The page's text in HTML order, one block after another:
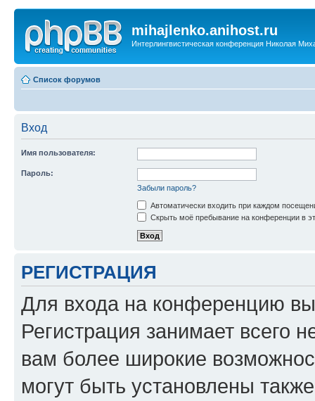
mihajlenko.anihost.ru
Интерлингвистическая конференция Николая
Список форумов
Вход
Имя пользователя:
Пароль:
Забыли пароль?
Автоматически входить при каждом
Скрыть моё пребывание на конференции в
РЕГИСТРАЦИЯ
Для входа на конференцию
Регистрация занимает всего
вам более широкие
могут быть установлены